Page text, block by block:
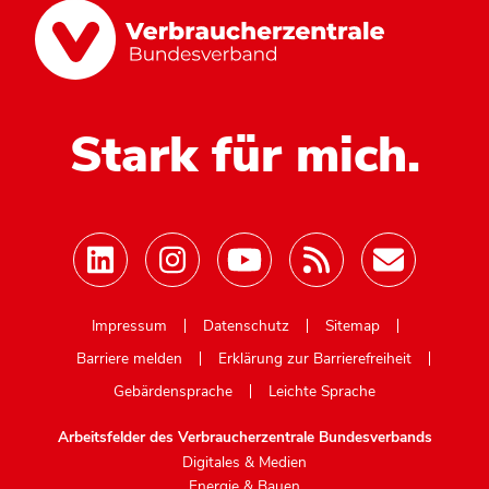
Stark für mich.
Impressum
Datenschutz
Sitemap
Barriere melden
Erklärung zur Barrierefreiheit
Gebärdensprache
Leichte Sprache
Arbeitsfelder des Verbraucherzentrale Bundesverbands
Digitales & Medien